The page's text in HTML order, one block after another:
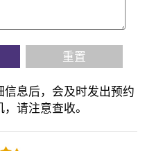
重置
息后，会及时发出预约
请注意查收。